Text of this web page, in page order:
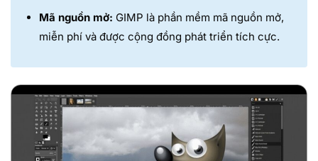
Mã nguồn mở: GIMP là phần mềm mã nguồn mở,
miễn phí và được cộng đồng phát triển tích cực.